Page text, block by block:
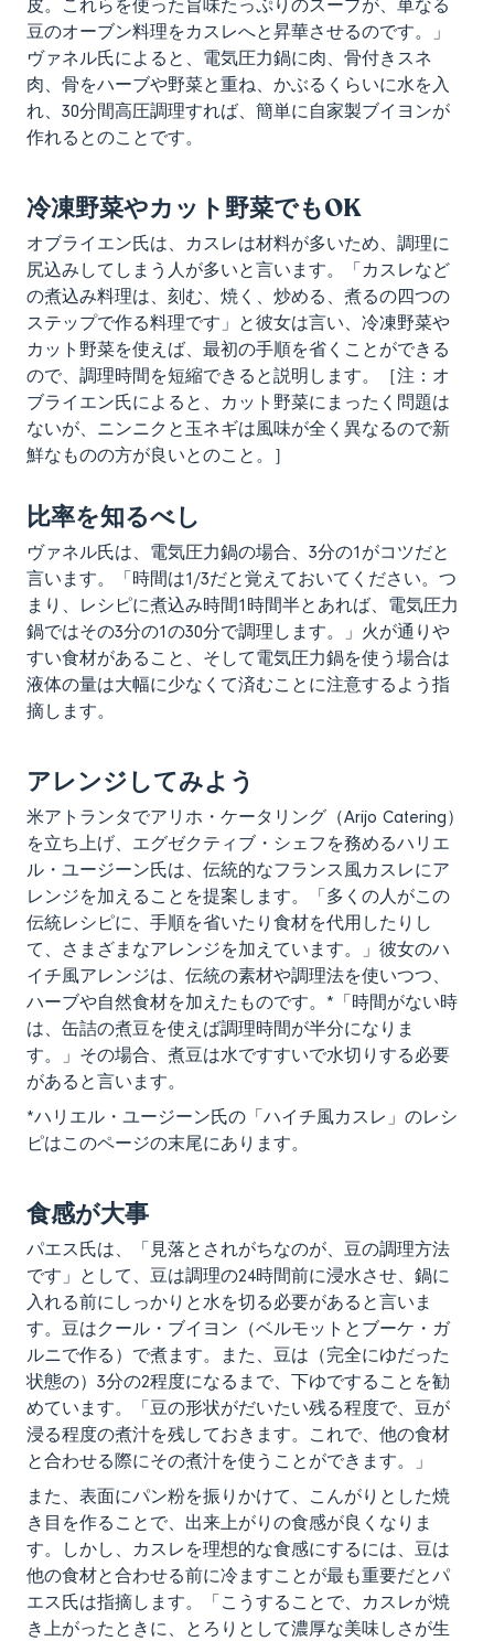
皮。これらを使った旨味たっぷりのスープが、単なる
豆のオーブン料理をカスレへと昇華させるのです。」
ヴァネル氏によると、電気圧力鍋に肉、骨付きスネ
肉、骨をハーブや野菜と重ね、かぶるくらいに水を入
れ、30分間高圧調理すれば、簡単に自家製ブイヨンが
作れるとのことです。
冷凍野菜やカット野菜でもOK
オブライエン氏は、カスレは材料が多いため、調理に
尻込みしてしまう人が多いと言います。「カスレなど
の煮込み料理は、刻む、焼く、炒める、煮るの四つの
ステップで作る料理です」と彼女は言い、冷凍野菜や
カット野菜を使えば、最初の手順を省くことができる
ので、調理時間を短縮できると説明します。［注：オ
ブライエン氏によると、カット野菜にまったく問題は
ないが、ニンニクと玉ネギは風味が全く異なるので新
鮮なものの方が良いとのこと。］
比率を知るべし
ヴァネル氏は、電気圧力鍋の場合、3分の1がコツだと
言います。「時間は1/3だと覚えておいてください。つ
まり、レシピに煮込み時間1時間半とあれば、電気圧力
鍋ではその3分の1の30分で調理します。」火が通りや
すい食材があること、そして電気圧力鍋を使う場合は
液体の量は大幅に少なくて済むことに注意するよう指
摘します。
アレンジしてみよう
米アトランタでアリホ・ケータリング（Arijo Catering）
を立ち上げ、エグゼクティブ・シェフを務めるハリエ
ル・ユージーン氏は、伝統的なフランス風カスレにア
レンジを加えることを提案します。「多くの人がこの
伝統レシピに、手順を省いたり食材を代用したりし
て、さまざまなアレンジを加えています。」彼女のハ
イチ風アレンジは、伝統の素材や調理法を使いつつ、
ハーブや自然食材を加えたものです。*「時間がない時
は、缶詰の煮豆を使えば調理時間が半分になりま
す。」その場合、煮豆は水ですすいで水切りする必要
があると言います。
*ハリエル・ユージーン氏の「ハイチ風カスレ」のレシ
ピはこのページの末尾にあります。
食感が大事
パエス氏は、「見落とされがちなのが、豆の調理方法
です」として、豆は調理の24時間前に浸水させ、鍋に
入れる前にしっかりと水を切る必要があると言いま
す。豆はクール・ブイヨン（ベルモットとブーケ・ガ
ルニで作る）で煮ます。また、豆は（完全にゆだった
状態の）3分の2程度になるまで、下ゆですることを勧
めています。「豆の形状がだいたい残る程度で、豆が
浸る程度の煮汁を残しておきます。これで、他の食材
と合わせる際にその煮汁を使うことができます。」
また、表面にパン粉を振りかけて、こんがりとした焼
き目を作ることで、出来上がりの食感が良くなりま
す。しかし、カスレを理想的な食感にするには、豆は
他の食材と合わせる前に冷ますことが最も重要だとパ
エス氏は指摘します。「こうすることで、カスレが焼
き上がったときに、とろりとして濃厚な美味しさが生